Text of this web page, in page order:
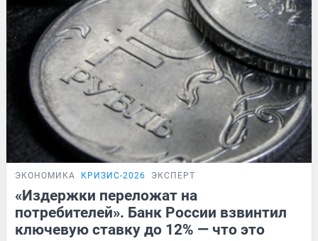
ЭКОНОМИКА КРИЗИС-2026 ЭКСПЕРТ
«Издержки переложат на
потребителей». Банк России взвинтил
ключевую ставку до 12% — что это